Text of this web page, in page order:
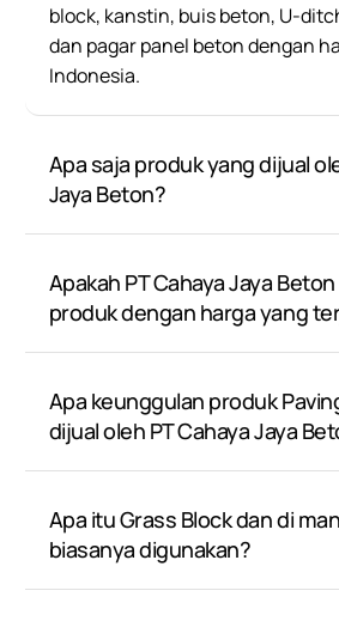
block, kanstin, buis beton, U-
dan pagar panel beton dengan
Indonesia.
Apa saja produk yang dijual
Jaya Beton?
Apakah PT Cahaya Jaya
produk dengan harga yang
Apa keunggulan produk
dijual oleh PT Cahaya Jaya
Apa itu Grass Block dan di
biasanya digunakan?